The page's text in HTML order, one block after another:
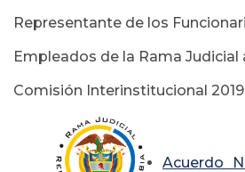
Representante de los
Empleados de la Rama Judicial
Comisión Interinstitucional
Acuerdo